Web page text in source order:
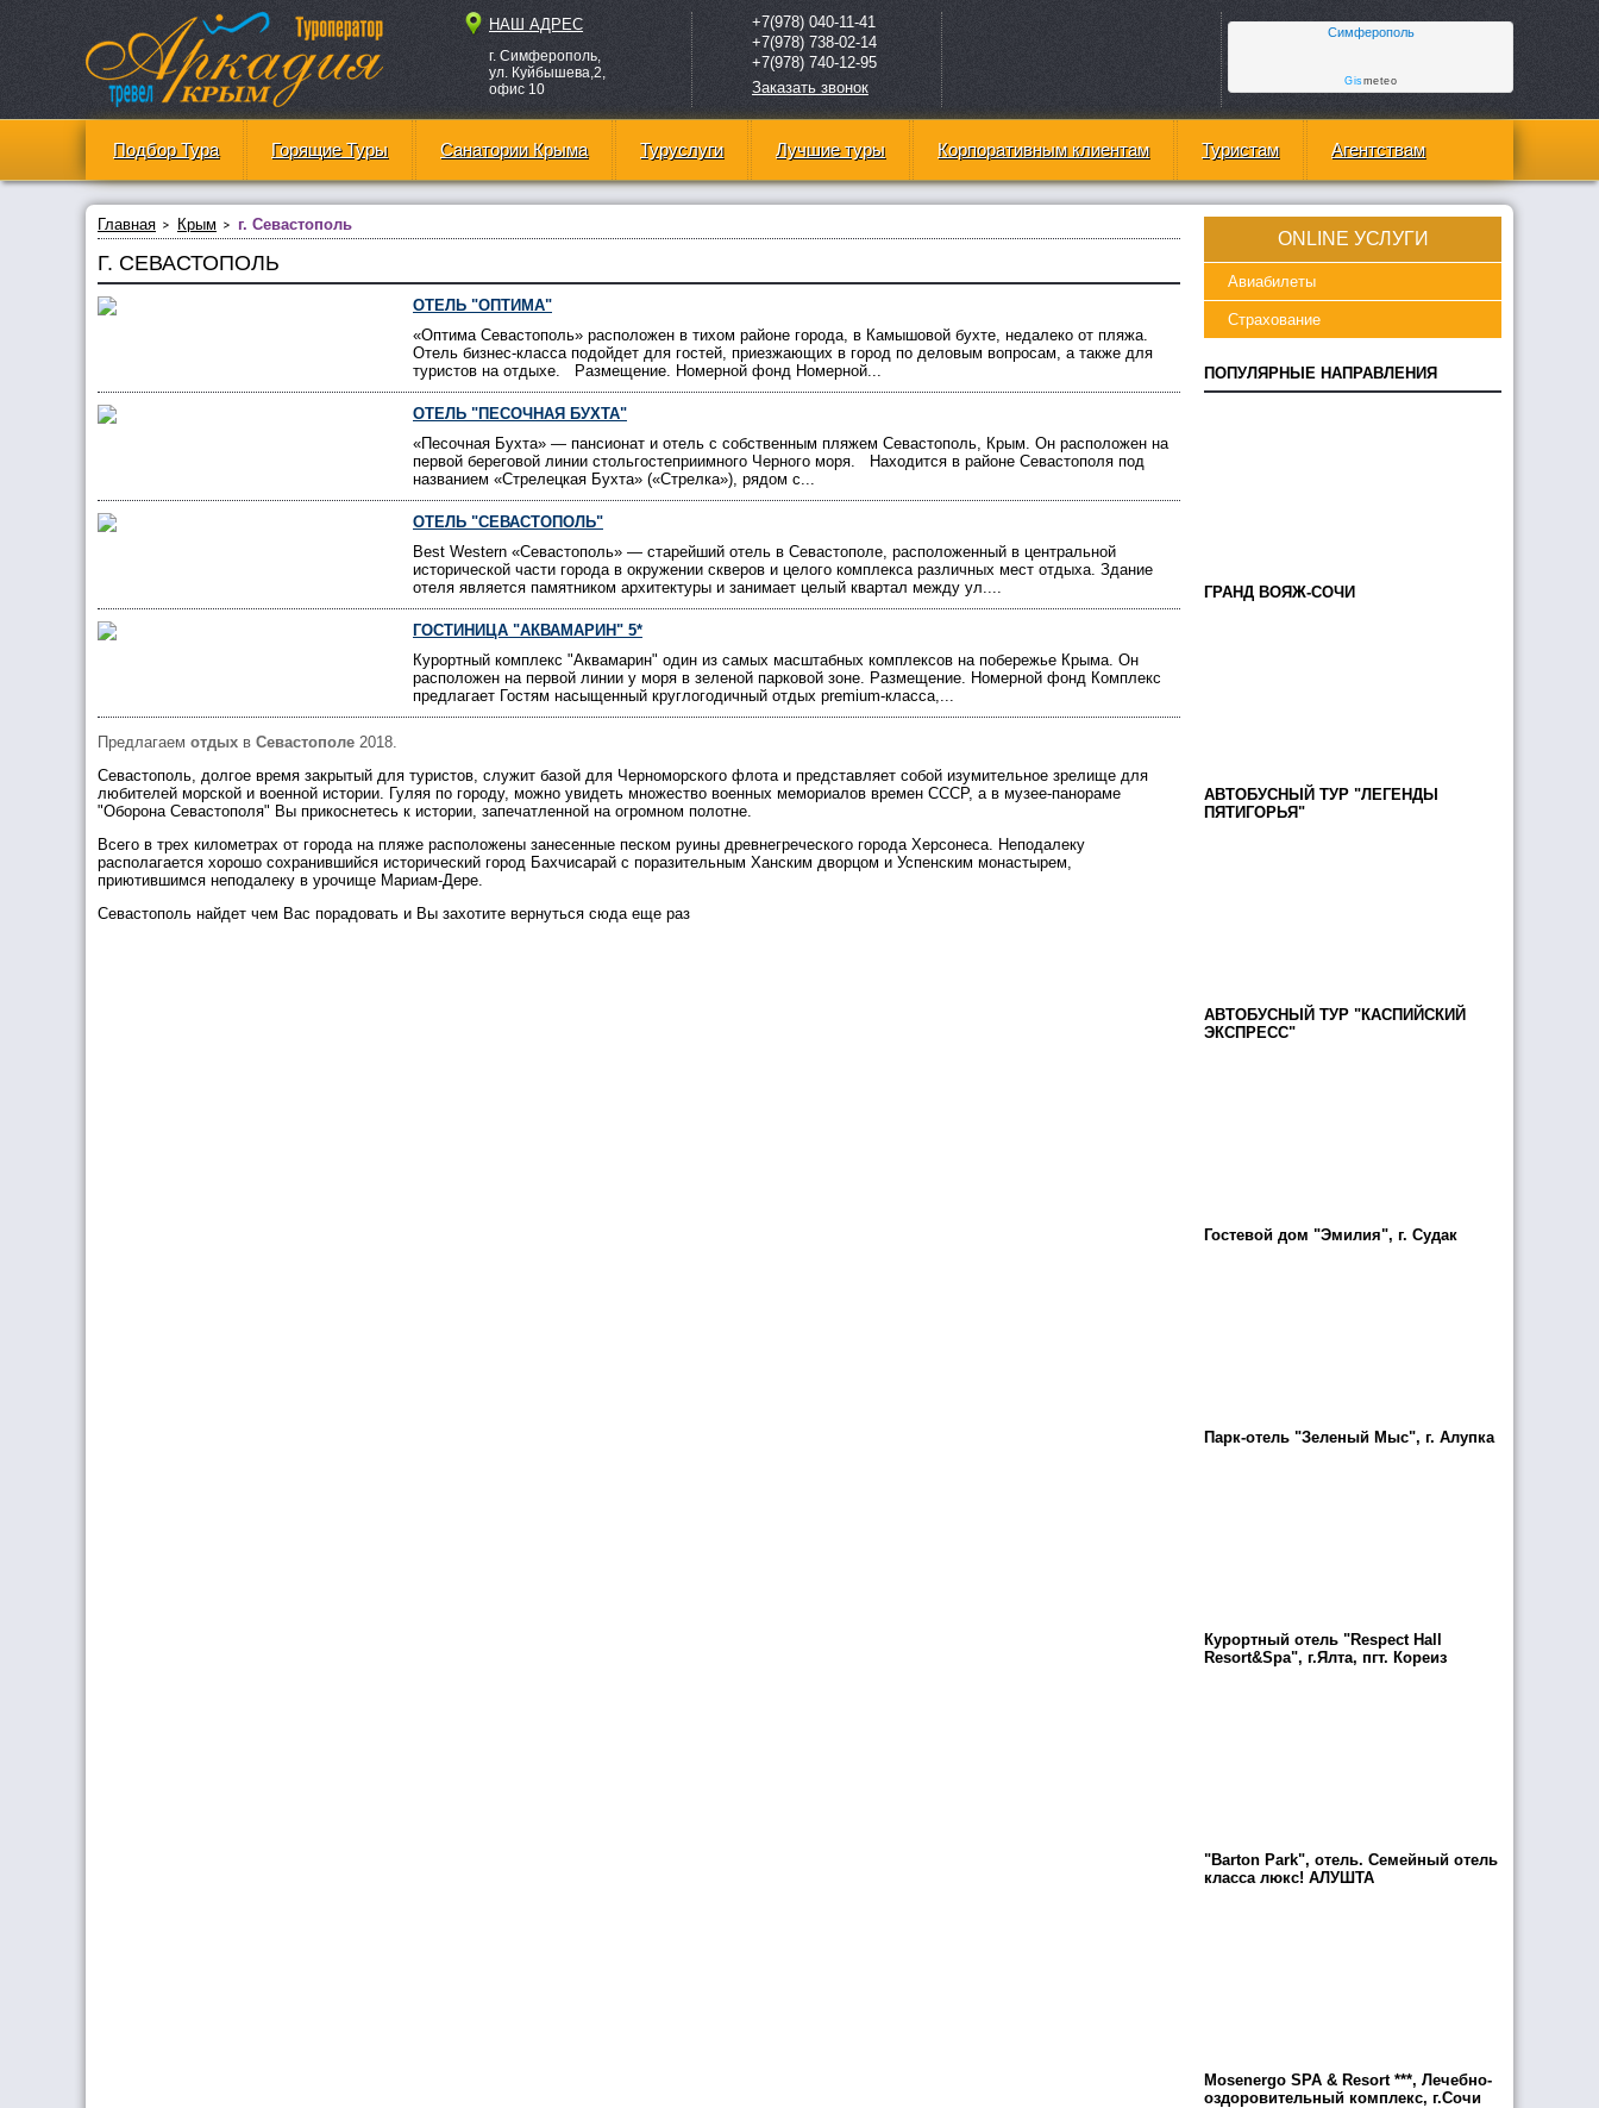
Симферополь
Gismeteo
+7(978) 040-11-41
+7(978) 738-02-14
+7(978) 740-12-95
Заказать звонок
НАШ АДРЕС
г. Симферополь,
ул. Куйбышева,2,
офис 10
Подбор Тура Горящие Туры Санатории Крыма Туруслуги Лучшие туры Корпоративным клиентам Туристам Агентствам
ONLINE УСЛУГИ
Авиабилеты
Страхование
ПОПУЛЯРНЫЕ НАПРАВЛЕНИЯ
ГРАНД ВОЯЖ-СОЧИ
АВТОБУСНЫЙ ТУР "ЛЕГЕНДЫ
ПЯТИГОРЬЯ"
АВТОБУСНЫЙ ТУР "КАСПИЙСКИЙ
ЭКСПРЕСС"
Гостевой дом "Эмилия", г. Судак
Парк-отель "Зеленый Мыс", г. Алупка
Курортный отель "Respect Hall
Resort&Spa", г.Ялта, пгт. Кореиз
"Barton Park", отель. Семейный отель
класса люкс! АЛУШТА
Mosenergo SPA & Resort ***, Лечебно-
оздоровительный комплекс, г.Сочи
Главная Крым г. Севастополь
Г. СЕВАСТОПОЛЬ
ОТЕЛЬ "ОПТИМА"
«Оптима Севастополь» расположен в тихом районе города, в Камышовой бухте, недалеко от пляжа.
Отель бизнес-класса подойдет для гостей, приезжающих в город по деловым вопросам, а также для
туристов на отдыхе. Размещение. Номерной фонд Номерной...
ОТЕЛЬ "ПЕСОЧНАЯ БУХТА"
«Песочная Бухта» — пансионат и отель с собственным пляжем Севастополь, Крым. Он расположен на
первой береговой линии стольгостеприимного Черного моря. Находится в районе Севастополя под
названием «Стрелецкая Бухта» («Стрелка»), рядом с...
ОТЕЛЬ "СЕВАСТОПОЛЬ"
Best Western «Севастополь» — старейший отель в Севастополе, расположенный в центральной
исторической части города в окружении скверов и целого комплекса различных мест отдыха. Здание
отеля является памятником архитектуры и занимает целый квартал между ул....
ГОСТИНИЦА "АКВАМАРИН" 5*
Курортный комплекс "Аквамарин" один из самых масштабных комплексов на побережье Крыма. Он
расположен на первой линии у моря в зеленой парковой зоне. Размещение. Номерной фонд Комплекс
предлагает Гостям насыщенный круглогодичный отдых premium-класса,...
Предлагаем отдых в Севастополе 2018.
Севастополь, долгое время закрытый для туристов, служит базой для Черноморского флота и представляет собой изумительное зрелище для
любителей морской и военной истории. Гуляя по городу, можно увидеть множество военных мемориалов времен СССР, а в музее-панораме
"Оборона Севастополя" Вы прикоснетесь к истории, запечатленной на огромном полотне.
Всего в трех километрах от города на пляже расположены занесенные песком руины древнегреческого города Херсонеса. Неподалеку
располагается хорошо сохранившийся исторический город Бахчисарай с поразительным Ханским дворцом и Успенским монастырем,
приютившимся неподалеку в урочище Мариам-Дере.
Севастополь найдет чем Вас порадовать и Вы захотите вернуться сюда еще раз